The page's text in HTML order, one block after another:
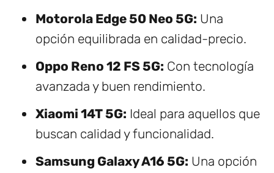
Motorola Edge 50 Neo 5G: Una
opción equilibrada en calidad-precio.
Oppo Reno 12 FS 5G: Con tecnología
avanzada y buen rendimiento.
Xiaomi 14T 5G: Ideal para aquellos que
buscan calidad y funcionalidad.
Samsung Galaxy A16 5G: Una opción